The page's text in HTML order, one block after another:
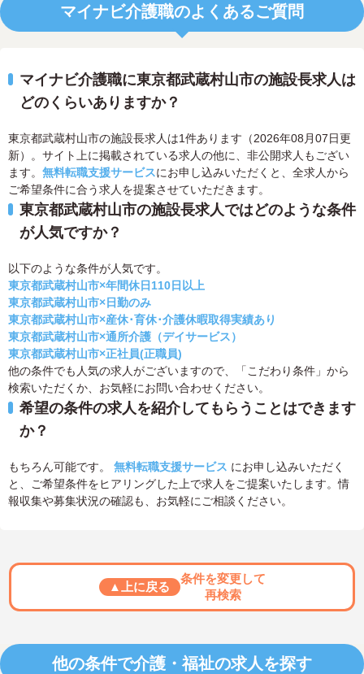
マイナビ介護職のよくあるご質問
マイナビ介護職に東京都武蔵村山市の施設長求人は
どのくらいありますか？
東京都武蔵村山市の施設長求人は1件あります（2026年08月07日更
新）。サイト上に掲載されている求人の他に、非公開求人もござい
ます。 無料転職支援サービスにお申し込みいただくと、全求人から
ご希望条件に合う求人を提案させていただきます。
東京都武蔵村山市の施設長求人ではどのような条件
が人気ですか？
以下のような条件が人気です。
東京都武蔵村山市×年間休日110日以上
東京都武蔵村山市×日勤のみ
東京都武蔵村山市×産休･育休･介護休暇取得実績あり
東京都武蔵村山市×通所介護（デイサービス）
東京都武蔵村山市×正社員(正職員)
他の条件でも人気の求人がございますので、「こだわり条件」から
検索いただくか、お気軽にお問い合わせください。
希望の条件の求人を紹介してもらうことはできます
か？
もちろん可能です。 無料転職支援サービス にお申し込みいただく
と、ご希望条件をヒアリングした上で求人をご提案いたします。情
報収集や募集状況の確認も、お気軽にご相談ください。
▲上に戻る
条件を変更して
再検索
他の条件で介護・福祉の求人を探す